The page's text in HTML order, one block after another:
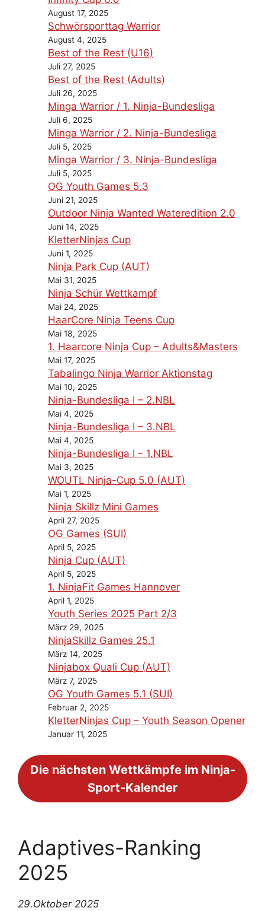
August 17, 2025
Schwörsporttag Warrior
August 4, 2025
Best of the Rest (U16)
Juli 27, 2025
Best of the Rest (Adults)
Juli 26, 2025
Minga Warrior / 1. Ninja-Bundesliga
Juli 6, 2025
Minga Warrior / 2. Ninja-Bundesliga
Juli 5, 2025
Minga Warrior / 3. Ninja-Bundesliga
Juli 5, 2025
OG Youth Games 5.3
Juni 21, 2025
Outdoor Ninja Wanted Wateredition 2.0
Juni 14, 2025
KletterNinjas Cup
Juni 1, 2025
Ninja Park Cup (AUT)
Mai 31, 2025
Ninja Schür Wettkampf
Mai 24, 2025
HaarCore Ninja Teens Cup
Mai 18, 2025
1. Haarcore Ninja Cup – Adults&Masters
Mai 17, 2025
Tabalingo Ninja Warrior Aktionstag
Mai 10, 2025
Ninja-Bundesliga I – 2.NBL
Mai 4, 2025
Ninja-Bundesliga I – 3.NBL
Mai 4, 2025
Ninja-Bundesliga I – 1.NBL
Mai 3, 2025
WOUTL Ninja-Cup 5.0 (AUT)
Mai 1, 2025
Ninja Skillz Mini Games
April 27, 2025
OG Games (SUI)
April 5, 2025
Ninja Cup (AUT)
April 5, 2025
1. NinjaFit Games Hannover
April 1, 2025
Youth Series 2025 Part 2/3
März 29, 2025
NinjaSkillz Games 25.1
März 14, 2025
Ninjabox Quali Cup (AUT)
März 7, 2025
OG Youth Games 5.1 (SUI)
Februar 2, 2025
KletterNinjas Cup – Youth Season Opener
Januar 11, 2025
Die nächsten Wettkämpfe im Ninja-
Sport-Kalender
Adaptives-Ranking
2025
29.Oktober 2025